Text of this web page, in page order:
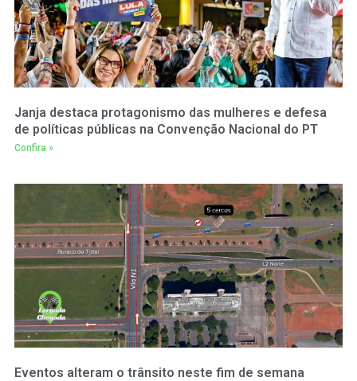
Janja destaca protagonismo das mulheres e defesa
de políticas públicas na Convenção Nacional do PT
Confira »
Eventos alteram o trânsito neste fim de semana